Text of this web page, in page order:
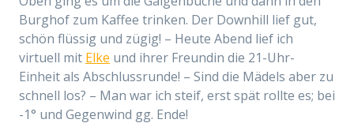
Burghof zum Kaffee trinken. Der Downhill lief gut,
schön flüssig und zügig! – Heute Abend lief ich
virtuell mit Elke und ihrer Freundin die 21-Uhr-
Einheit als Abschlussrunde! – Sind die Mädels aber zu
schnell los? – Man war ich steif, erst spät rollte es; bei
-1° und Gegenwind gg. Ende!